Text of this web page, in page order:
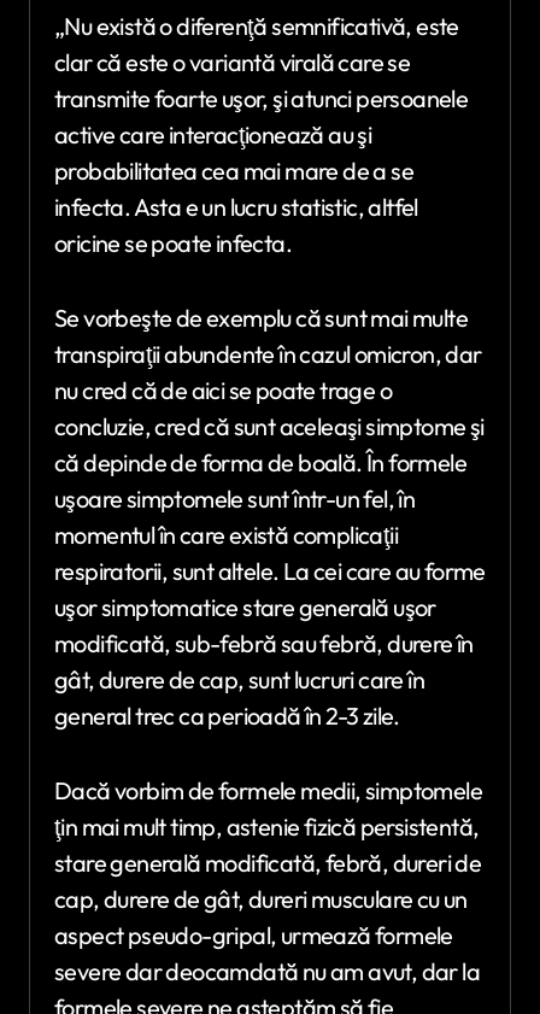
„Nu există o diferenţă semnificativă, este
clar că este o variantă virală care se
transmite foarte uşor, şi atunci persoanele
active care interacţionează au şi
probabilitatea cea mai mare de a se
infecta. Asta e un lucru statistic, altfel
oricine se poate infecta.
Se vorbeşte de exemplu că sunt mai multe
transpiraţii abundente în cazul omicron, dar
nu cred că de aici se poate trage o
concluzie, cred că sunt aceleaşi simptome şi
că depinde de forma de boală. În formele
uşoare simptomele sunt într-un fel, în
momentul în care există complicaţii
respiratorii, sunt altele. La cei care au forme
uşor simptomatice stare generală uşor
modificată, sub-febră sau febră, durere în
gât, durere de cap, sunt lucruri care în
general trec ca perioadă în 2-3 zile.
Dacă vorbim de formele medii, simptomele
ţin mai mult timp, astenie fizică persistentă,
stare generală modificată, febră, dureri de
cap, durere de gât, dureri musculare cu un
aspect pseudo-gripal, urmează formele
severe dar deocamdată nu am avut, dar la
formele severe ne aşteptăm să fie